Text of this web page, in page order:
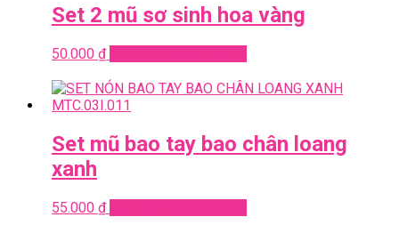
Set 2 mũ sơ sinh hoa vàng
50.000 ₫
Set mũ bao tay bao chân loang
xanh
55.000 ₫